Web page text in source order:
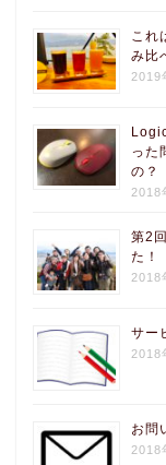
これ
み比
2019
った
の？
2018
第2
た！
2018
サー
2018
お問
2018